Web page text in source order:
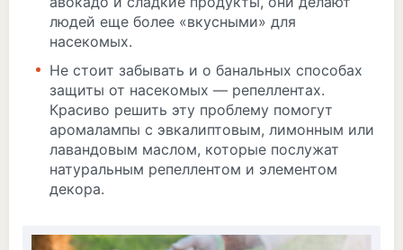
людей еще более «вкусными» для
насекомых.
Не стоит забывать и о банальных способах
защиты от насекомых — репеллентах.
Красиво решить эту проблему помогут
аромалампы с эвкалиптовым, лимонным или
лавандовым маслом, которые послужат
натуральным репеллентом и элементом
декора.